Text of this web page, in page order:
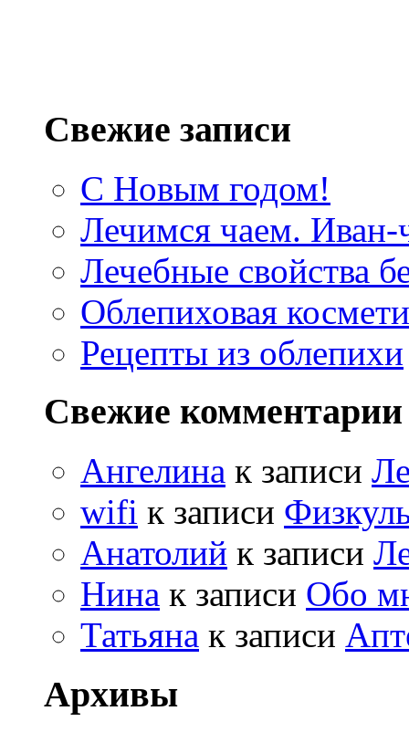
Свежие записи
С Новым годом!
Лечимся чаем. Иван-
Лечебные свойства
Облепиховая
Рецепты из облепихи
Свежие комментарии
Ангелина к записи
wifi к записи
Анатолий к записи
Нина к записи Обо
Татьяна к записи
Архивы